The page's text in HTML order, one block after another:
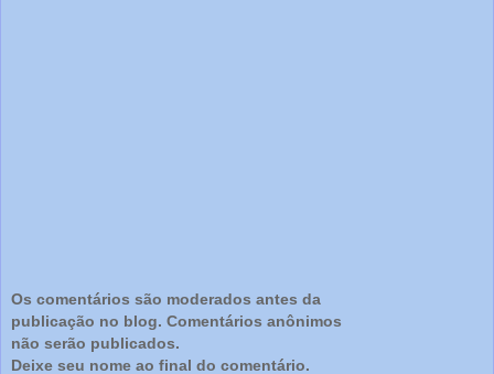
Os comentários são moderados antes da
publicação no blog. Comentários anônimos
não serão publicados.
Deixe seu nome ao final do comentário.